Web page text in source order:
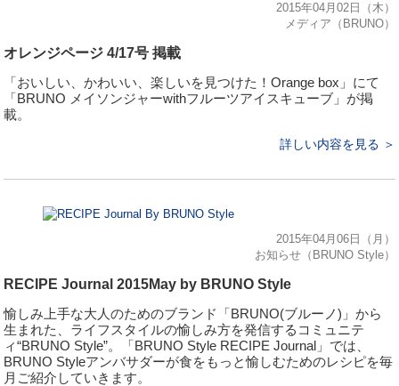
2015年04月02日（木）
メディア（BRUNO）
オレンジページ 4/17号 掲載
「おいしい、かわいい、楽しいを見つけた！Orange box」にて
「BRUNO メイソンジャーwithフルーツアイスキューブ」が掲
載。
詳しい内容を見る ＞
2015年04月06日（月）
お知らせ（BRUNO Style）
RECIPE Journal 2015May by BRUNO Style
愉しみ上手な大人のためのブランド「BRUNO(ブルーノ)」から
生まれた、ライフスタイルの愉しみ方を発信するコミュニテ
ィ“BRUNO Style”。「BRUNO Style RECIPE Journal」では、
BRUNO Styleアンバサダーが食をもっと愉しむためのレシピを毎
月ご紹介していきます。